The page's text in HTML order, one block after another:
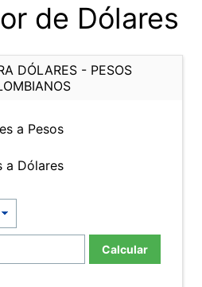
de Dólares
DÓLARES - PESOS
a Pesos
a Dólares
Calcular